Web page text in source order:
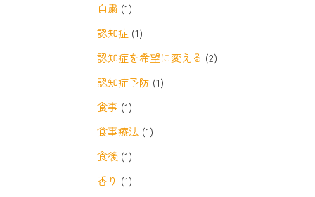
自粛 (1)
認知症 (1)
認知症を希望に変える (2)
認知症予防 (1)
食事 (1)
食事療法 (1)
食後 (1)
香り (1)